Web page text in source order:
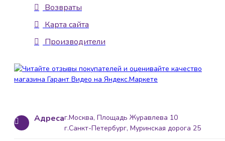
Возвраты
Карта сайта
Производители
Адресаг.Москва, Площадь Журавлева 10
г.Санкт-Петербург, Муринская дорога 25